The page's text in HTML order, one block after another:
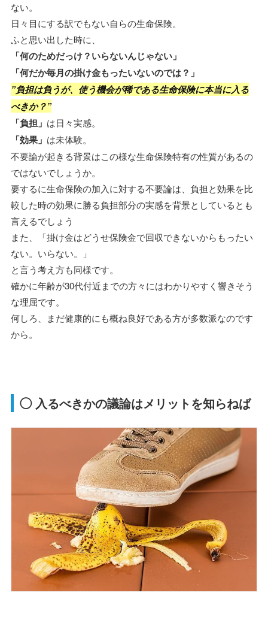
ない。
日々目にする訳でもない自らの生命保険。
ふと思い出した時に、
「何のためだっけ？いらないんじゃない」
「何だか毎月の掛け金もったいないのでは？」
”負担は負うが、使う機会が稀である生命保険に本当に入る
べきか？”
「負担」 は日々実感。
「効果」 は未体験。
不要論が起きる背景はこの様な生命保険特有の性質があるの
ではないでしょうか。
要するに生命保険の加入に対する不要論は、負担と効果を比
較した時の効果に勝る負担部分の実感を背景としているとも
言えるでしょう
また、「掛け金はどうせ保険金で回収できないからもったい
ない。いらない。」
と言う考え方も同様です。
確かに年齢が30代付近までの方々にはわかりやすく響きそう
な理屈です。
何しろ、まだ健康的にも概ね良好である方が多数派なのです
から。
◯ 入るべきかの議論はメリットを知らねば